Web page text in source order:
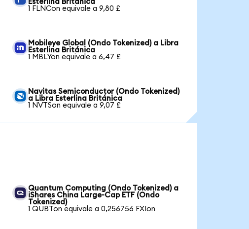
Esterlina Británica
1 FLNCon equivale a 9,80 £
Mobileye Global (Ondo Tokenized) a Libra
Esterlina Británica
1 MBLYon equivale a 6,47 £
Navitas Semiconductor (Ondo Tokenized)
a Libra Esterlina Británica
1 NVTSon equivale a 9,07 £
Quantum Computing (Ondo Tokenized) a
iShares China Large-Cap ETF (Ondo
Tokenized)
1 QUBTon equivale a 0,256756 FXIon